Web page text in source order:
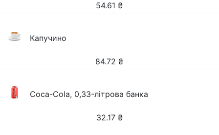
54.61 ₴
Капучино
84.72 ₴
Coca-Cola, 0,33-літрова банка
32.17 ₴